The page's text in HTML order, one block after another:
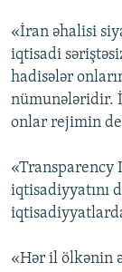
«İran əhalisi
iqtisadi
hadisələr
nümunələridir.
onlar rejimin
«Transparency
iqtisadiyyatını
«Hər il ölkənin